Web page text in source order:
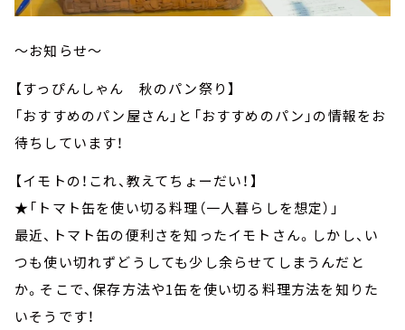
～お知らせ～
【すっぴんしゃん 秋のパン祭り】
「おすすめのパン屋さん」と「おすすめのパン」の情報をお
待ちしています！
【イモトの！これ、教えてちょーだい！】
★「トマト缶を使い切る料理（一人暮らしを想定）」
最近、トマト缶の便利さを知ったイモトさん。しかし、い
つも使い切れずどうしても少し余らせてしまうんだと
か。そこで、保存方法や1缶を使い切る料理方法を知りた
いそうです！